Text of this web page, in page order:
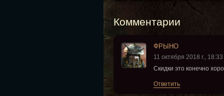
Комментарии
ФРЫНО
11 октября 2018 г., 18:33
Скидки это конечно
Ответить